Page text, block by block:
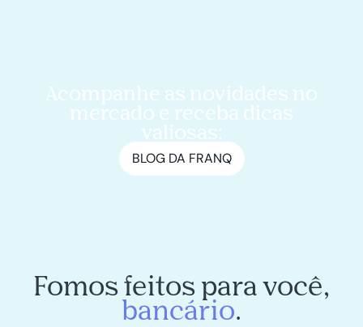
Acompanhe as novidades no
mercado e receba dicas
valiosas:
BLOG DA FRANQ
Fomos feitos para você,
bancário.